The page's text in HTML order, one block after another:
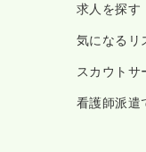
求人を探す
気になるリ
スカウトサ
看護師派遣